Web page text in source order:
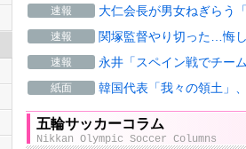
速報 大仁会長が男女ねぎらう
速報 関塚監督やり切った…悔
速報 永井「スペイン戦でチー
紙面 韓国代表「我々の領土」
五輪サッカーコラム
Nikkan Olympic Soccer Columns